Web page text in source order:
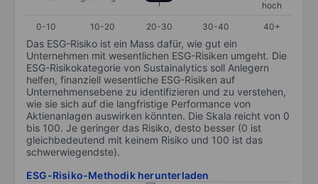
hoch
0-10
10-20 20-30 30-40 40+
Das ESG-Risiko ist ein Mass dafür, wie gut ein
Unternehmen mit wesentlichen ESG-Risiken umgeht. Die
ESG-Risikokategorie von Sustainalytics soll Anlegern
helfen, finanziell wesentliche ESG-Risiken auf
Unternehmensebene zu identifizieren und zu verstehen,
wie sie sich auf die langfristige Performance von
Aktienanlagen auswirken könnten. Die Skala reicht von 0
bis 100. Je geringer das Risiko, desto besser (0 ist
gleichbedeutend mit keinem Risiko und 100 ist das
schwerwiegendste).
ESG-Risiko-Methodik herunterladen